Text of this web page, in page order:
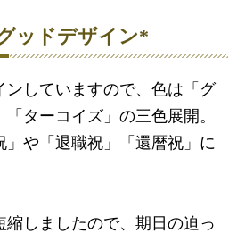
ッドデザイン*
ンしていますので、色は「グ
ターコイズ」の三色展開。
」や「退職祝」「還暦祝」に
縮しましたので、期日の迫っ